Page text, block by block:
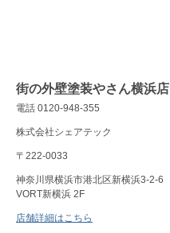
街の外壁塗装やさん横浜店
電話 0120-948-355
株式会社シェアテック
〒222-0033
神奈川県横浜市港北区新横浜3-2-6
VORT新横浜 2F
店舗詳細はこちら